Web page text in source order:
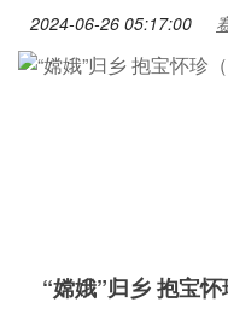
2024-06-26 05:17:00
“嫦娥”归乡 抱宝怀